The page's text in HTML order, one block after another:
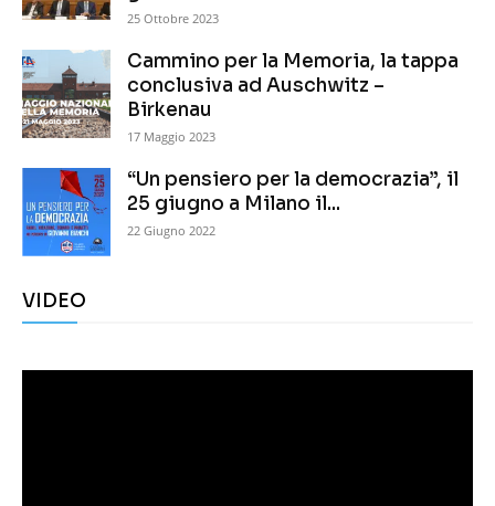
25 Ottobre 2023
Cammino per la Memoria, la tappa
conclusiva ad Auschwitz –
Birkenau
17 Maggio 2023
“Un pensiero per la democrazia”, il
25 giugno a Milano il...
22 Giugno 2022
VIDEO